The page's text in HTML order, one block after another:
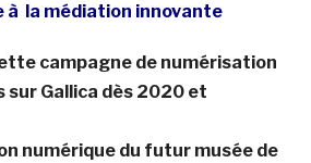
à la médiation innovante
campagne de numérisation
sur Gallica dès 2020 et
numérique du futur musée de